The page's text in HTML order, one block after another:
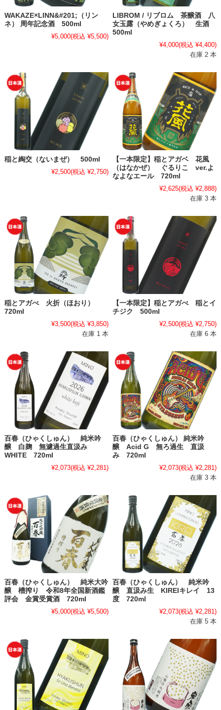
WAKAZE×LINN&#201;（リン
ネ） 周年記念酒 500ml
¥5,000(税込 ¥5,500)
LIBROM / リブロム 茶醸酒 八
女玉露（やめぎょくろ） 生酒
500ml
¥4,000(税込 ¥4,400)
在庫 2 本
稲と綯交（ないまぜ） 500ml
¥2,500(税込 ¥2,750)
【一本限定】稲とアガベ 花風
（はなかぜ） ぐるりこ ver.よ
なよなエール 720ml
¥2,625(税込 ¥2,888)
在庫 3 本
稲とアガべ 火折（ほおり）
720ml
¥3,500(税込 ¥3,850)
在庫 1 本
【一本限定】稲とアガべ 稲とイ
チジク 500ml
¥2,500(税込 ¥2,750)
在庫 6 本
百春（ひゃくしゅん） 純米吟
醸 白麹 無濾過生直汲み
WHITE 720ml
¥2,073(税込 ¥2,281)
百春（ひゃくしゅん） 純米吟
醸 Acid G 無ろ過生 直汲
み 720ml
¥2,073(税込 ¥2,281)
在庫 3 本
百春（ひゃくしゅん） 純米大吟
醸 槽搾り 令和8年全国新酒鑑
評会 金賞受賞酒 720ml
¥5,000(税込 ¥5,500)
百春（ひゃくしゅん） 純米吟
醸 直汲み生 KIREIキレイ 13
度 720ml
¥2,073(税込 ¥2,281)
在庫 5 本